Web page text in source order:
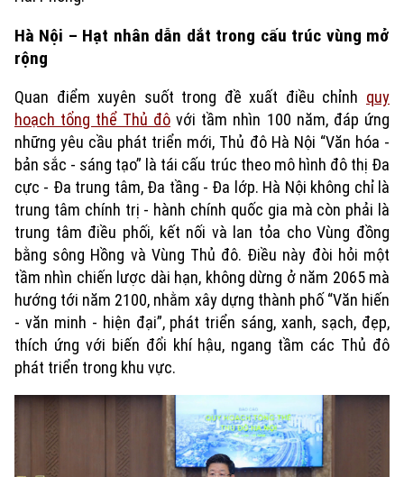
Xu hướng
Hà Nội – Hạt nhân dẫn dắt trong cấu trúc vùng mở
rộng
Quan điểm xuyên suốt trong đề xuất điều chỉnh quy
hoạch tổng thể Thủ đô với tầm nhìn 100 năm, đáp ứng
những yêu cầu phát triển mới, Thủ đô Hà Nội “Văn hóa -
bản sắc - sáng tạo” là tái cấu trúc theo mô hình đô thị Đa
cực - Đa trung tâm, Đa tầng - Đa lớp. Hà Nội không chỉ là
trung tâm chính trị - hành chính quốc gia mà còn phải là
trung tâm điều phối, kết nối và lan tỏa cho Vùng đồng
bằng sông Hồng và Vùng Thủ đô. Điều này đòi hỏi một
tầm nhìn chiến lược dài hạn, không dừng ở năm 2065 mà
hướng tới năm 2100, nhằm xây dựng thành phố “Văn hiến
- văn minh - hiện đại”, phát triển sáng, xanh, sạch, đẹp,
thích ứng với biến đổi khí hậu, ngang tầm các Thủ đô
phát triển trong khu vực.